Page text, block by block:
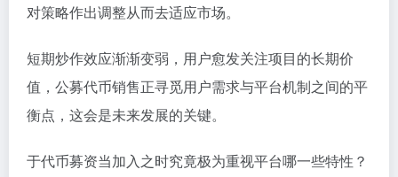
对策略作出调整从而去适应市场。
短期炒作效应渐渐变弱，用户愈发关注项目的长期价
值，公募代币销售正寻觅用户需求与平台机制之间的平
衡点，这会是未来发展的关键。
于代币募资当加入之时究竟极为重视平台哪一些特性？